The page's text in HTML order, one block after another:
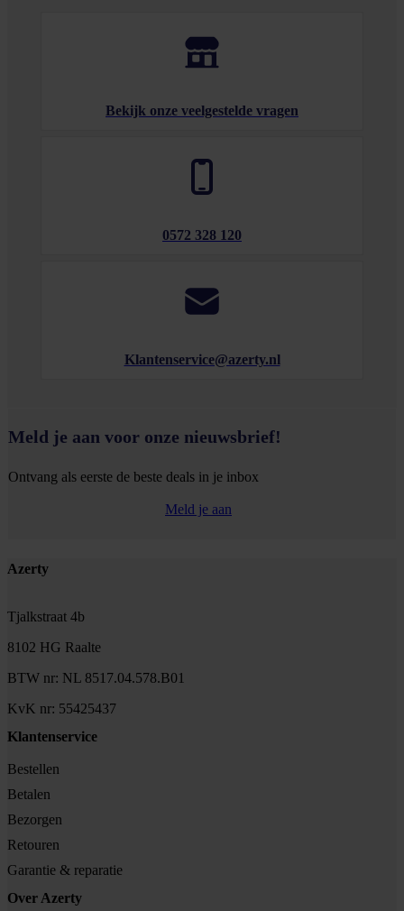
Bekijk onze veelgestelde vragen
0572 328 120
Klantenservice@azerty.nl
Meld je aan voor onze nieuwsbrief!
Ontvang als eerste de beste deals in je inbox
Meld je aan
Footer
Azerty
Tjalkstraat 4b
8102 HG Raalte
BTW nr: NL 8517.04.578.B01
KvK nr: 55425437
Klantenservice
Bestellen
Betalen
Bezorgen
Retouren
Garantie & reparatie
Over Azerty